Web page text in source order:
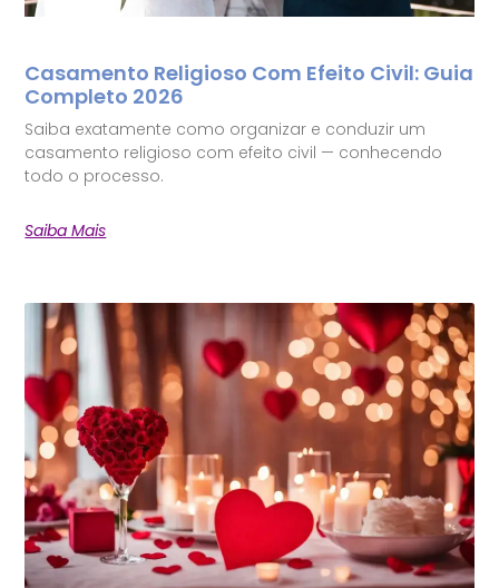
Casamento Religioso Com Efeito Civil: Guia
Completo 2026
Saiba exatamente como organizar e conduzir um
casamento religioso com efeito civil — conhecendo
todo o processo.
Saiba Mais